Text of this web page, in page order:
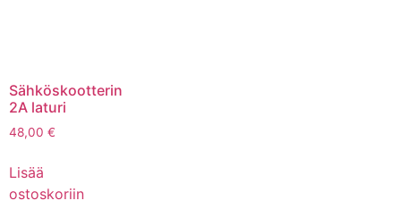
Sähköskootterin
2A laturi
48,00 €
Lisää
ostoskoriin